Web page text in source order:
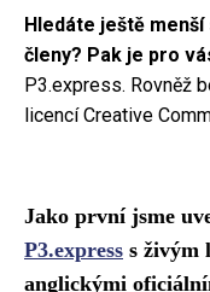
Hledáte ještě
členy? Pak je pro
P3.express. Rovněž
licencí Creative
Jako první jsme
P3.express s živým
anglickými